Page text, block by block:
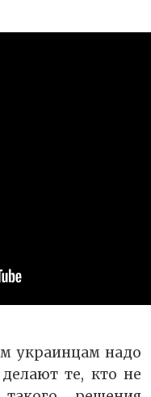
украинцам надо
те, кто не